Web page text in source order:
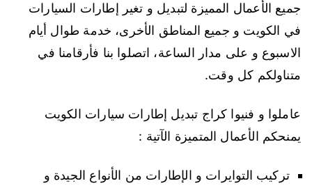
جميع الأعمال المميزة لتبديل و تغير إطارات السيارات
في الكويت و جميع المناطق الأخرى، خدمة طوال أيام
الاسبوع و على مدار الساعة، اتصلوا بنا فأرقامنا في
متناولكم كل وقت.
عاملوا و فنيوا كراج تبديل إطارات سيارات الكويت
يمنحكم الأعمال المتميزة الآتية :
تركيب التوايرات و الإطارات من الأنواع الجيدة و